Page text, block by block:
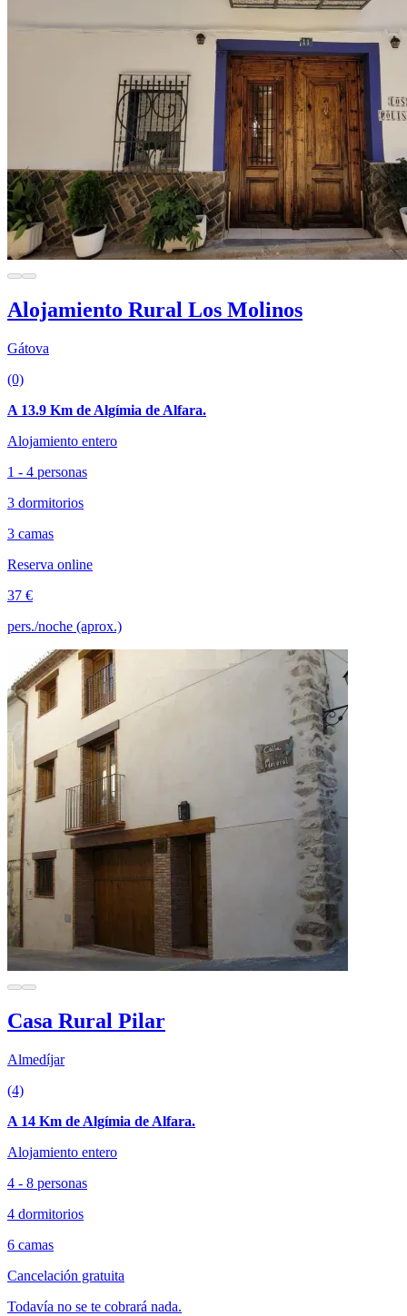
Alojamiento Rural Los Molinos
Gátova
(0)
A 13.9 Km de Algímia de Alfara.
Alojamiento entero
1 - 4 personas
3 dormitorios
3 camas
Reserva online
37 €
pers./noche (aprox.)
Casa Rural Pilar
Almedíjar
(4)
A 14 Km de Algímia de Alfara.
Alojamiento entero
4 - 8 personas
4 dormitorios
6 camas
Cancelación gratuita
Todavía no se te cobrará nada.